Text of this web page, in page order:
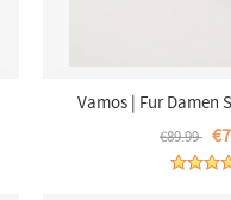
Vamos | Fur Damen
Seitlichem€89.99